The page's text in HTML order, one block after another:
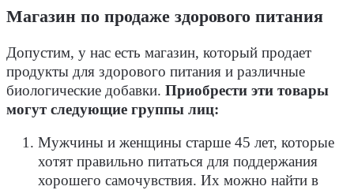
Магазин по продаже здорового питания
Допустим, у нас есть магазин, который продает
продукты для здорового питания и различные
биологические добавки. Приобрести эти товары
могут следующие группы лиц:
Мужчины и женщины старше 45 лет, которые
хотят правильно питаться для поддержания
хорошего самочувствия. Их можно найти в